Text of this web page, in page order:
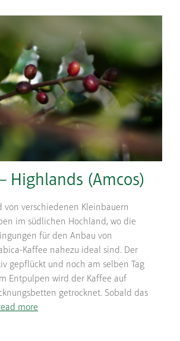
– Highlands (Amcos)
von verschiedenen Kleinbauern
im südlichen Hochland, wo die
für den Anbau von
Kaffee nahezu ideal sind. Der
gepflückt und noch am selben Tag
Entpulpen wird der Kaffee auf
getrocknet. Sobald das
more